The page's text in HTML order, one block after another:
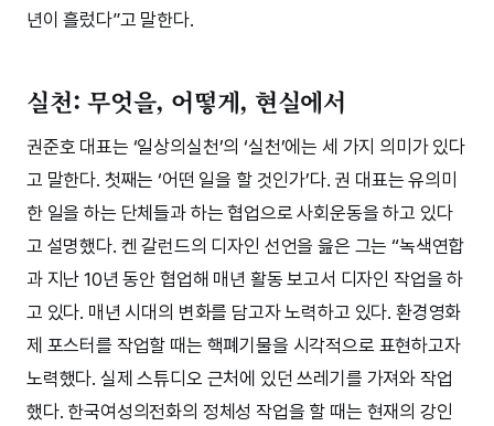
년이 흘렀다”고 말한다.
실천: 무엇을, 어떻게, 현실에서
권준호 대표는 ‘일상의실천’의 ‘실천’에는 세 가지 의미가 있다
고 말한다. 첫째는 ‘어떤 일을 할 것인가’다. 권 대표는 유의미
한 일을 하는 단체들과 하는 협업으로 사회운동을 하고 있다
고 설명했다. 켄 갈런드의 디자인 선언을 읊은 그는 “녹색연합
과 지난 10년 동안 협업해 매년 활동 보고서 디자인 작업을 하
고 있다. 매년 시대의 변화를 담고자 노력하고 있다. 환경영화
제 포스터를 작업할 때는 핵폐기물을 시각적으로 표현하고자
노력했다. 실제 스튜디오 근처에 있던 쓰레기를 가져와 작업
했다. 한국여성의전화의 정체성 작업을 할 때는 현재의 강인